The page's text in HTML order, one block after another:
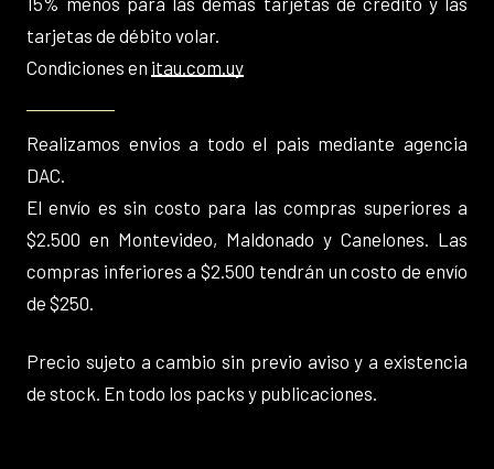
tarjetas de débito volar.
Condiciones en itau.com.uy
Realizamos envios a todo el pais mediante agencia
DAC.
El envío es sin costo para las compras superiores a
$2.500 en Montevideo, Maldonado y Canelones. Las
compras inferiores a $2.500 tendrán un costo de envío
de $250.
Precio sujeto a cambio sin previo aviso y a existencia
de stock. En todo los packs y publicaciones.